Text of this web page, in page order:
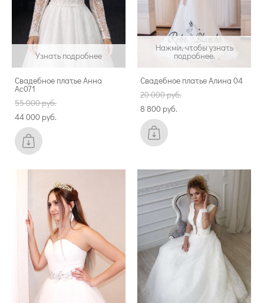
Узнать подробнее
Свадебное платье Анна
Ас071
55 000 pуб.
44 000 pуб.
Нажми, чтобы узнать
подробнее.
Свадебное платье Алина 04
20 000 pуб.
8 800 pуб.